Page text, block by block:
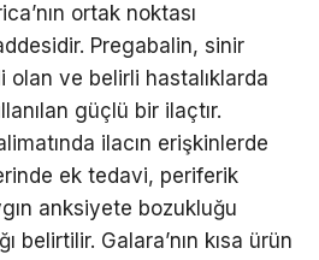
ortak noktası
Pregabalin, sinir
ve belirli hastalıklarda
güçlü bir ilaçtır.
ilacın erişkinlerde
ek tedavi, periferik
anksiyete bozukluğu
belirtilir. Galara’nın kısa ürün